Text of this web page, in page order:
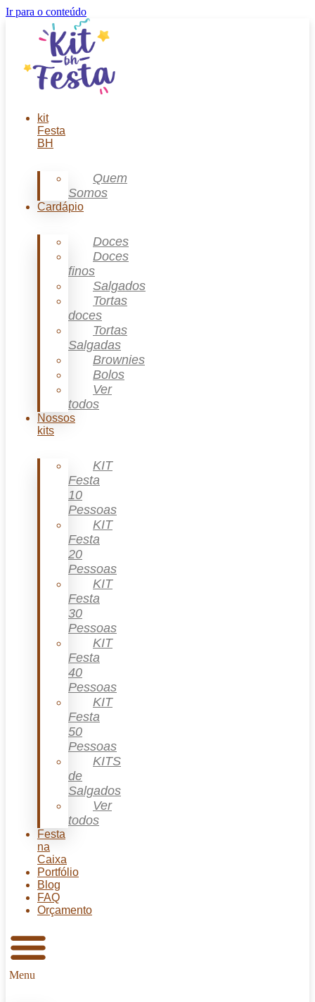
Ir para o conteúdo
kit
Festa
BH
Quem
Somos
Cardápio
Doces
Doces
finos
Salgados
Tortas
doces
Tortas
Salgadas
Brownies
Bolos
Ver
todos
Nossos
kits
KIT
Festa
10
Pessoas
KIT
Festa
20
Pessoas
KIT
Festa
30
Pessoas
KIT
Festa
40
Pessoas
KIT
Festa
50
Pessoas
KITS
de
Salgados
Ver
todos
Festa
na
Caixa
Portfólio
Blog
FAQ
Orçamento
Menu